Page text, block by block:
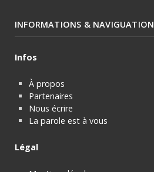
INFORMATIONS & NAVIGUATION
Infos
À propos
Partenaires
Nous écrire
La parole est à vous
Légal